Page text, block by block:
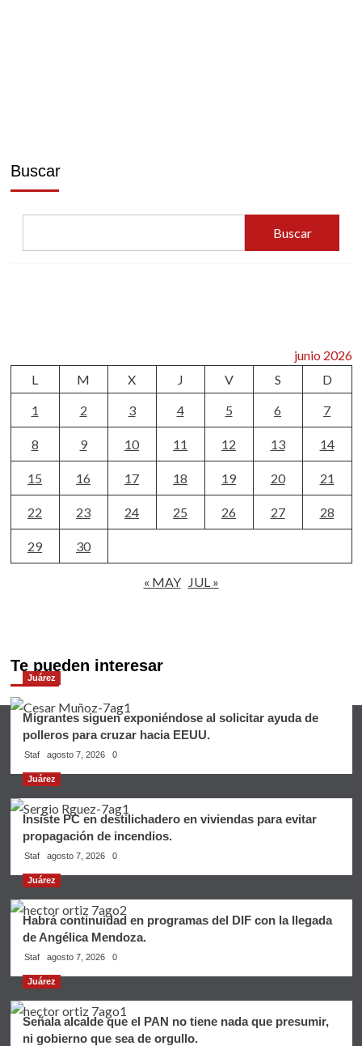
Buscar
Buscar
junio 2026
L
M X J V S
D
1
2 3 4 5 6 7
8 9 10 11 12 13 14
15 16 17 18 19 20 21
22 23 24 25 26 27 28
29 30
« MAY JUL »
Te pueden interesar
Juárez
Migrantes siguen exponiéndose al solicitar ayuda de
polleros para cruzar hacia EEUU.
Staf agosto 7, 2026 0
Juárez
Insiste PC en destilichadero en viviendas para evitar
propagación de incendios.
Staf agosto 7, 2026 0
Juárez
Habrá continuidad en programas del DIF con la llegada
de Angélica Mendoza.
Staf agosto 7, 2026 0
Juárez
Señala alcalde que el PAN no tiene nada que presumir,
ni gobierno que sea de orgullo.